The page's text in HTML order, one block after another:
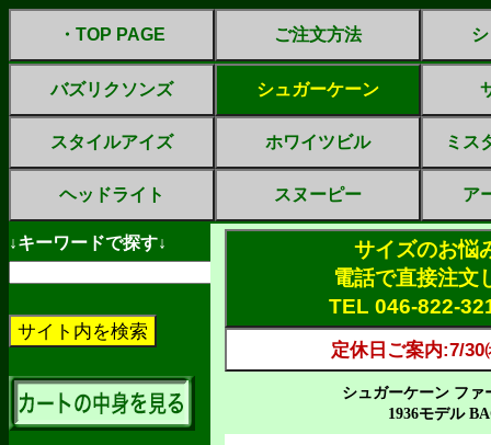
・TOP PAGE ご注文方法
バズリクソンズ シュガーケーン
スタイルアイズ ホワイツビル ミス
ヘッドライト スヌーピー ア
↓キーワードで探す↓
サイズのお悩
電話で直接注文
TEL 046-822-
定休日ご案内:7/30
シュガーケーン ファ
1936モデル